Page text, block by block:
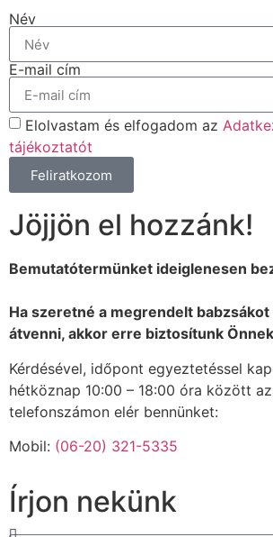
Név
E-mail cím
Elolvastam és elfogadom az
tájékoztatót
Feliratkozom
Jöjjön el hozzánk!
Bemutatótermünket ideiglenesen
Ha szeretné a megrendelt
átvenni, akkor erre biztosítunk
Kérdésével, időpont egyeztetéssel
hétköznap 10:00 – 18:00 óra között
telefonszámon elér bennünket:
Mobil: (06-20) 321-5335
Írjon nekünk